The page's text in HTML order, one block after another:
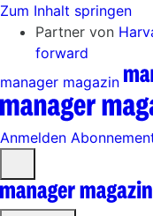
Zum Inhalt springen
Partner von
forward
manager magazin
Anmelden
öffnen